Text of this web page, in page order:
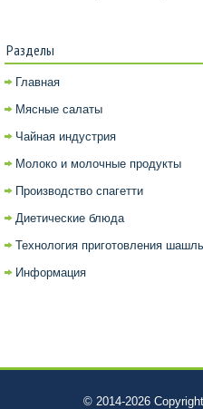
Разделы
Главная
Мясные салаты
Чайная индустрия
Молоко и молочные продукты
Производство спагетти
Диетические блюда
Технология приготовления
Информация
© 2014-2026